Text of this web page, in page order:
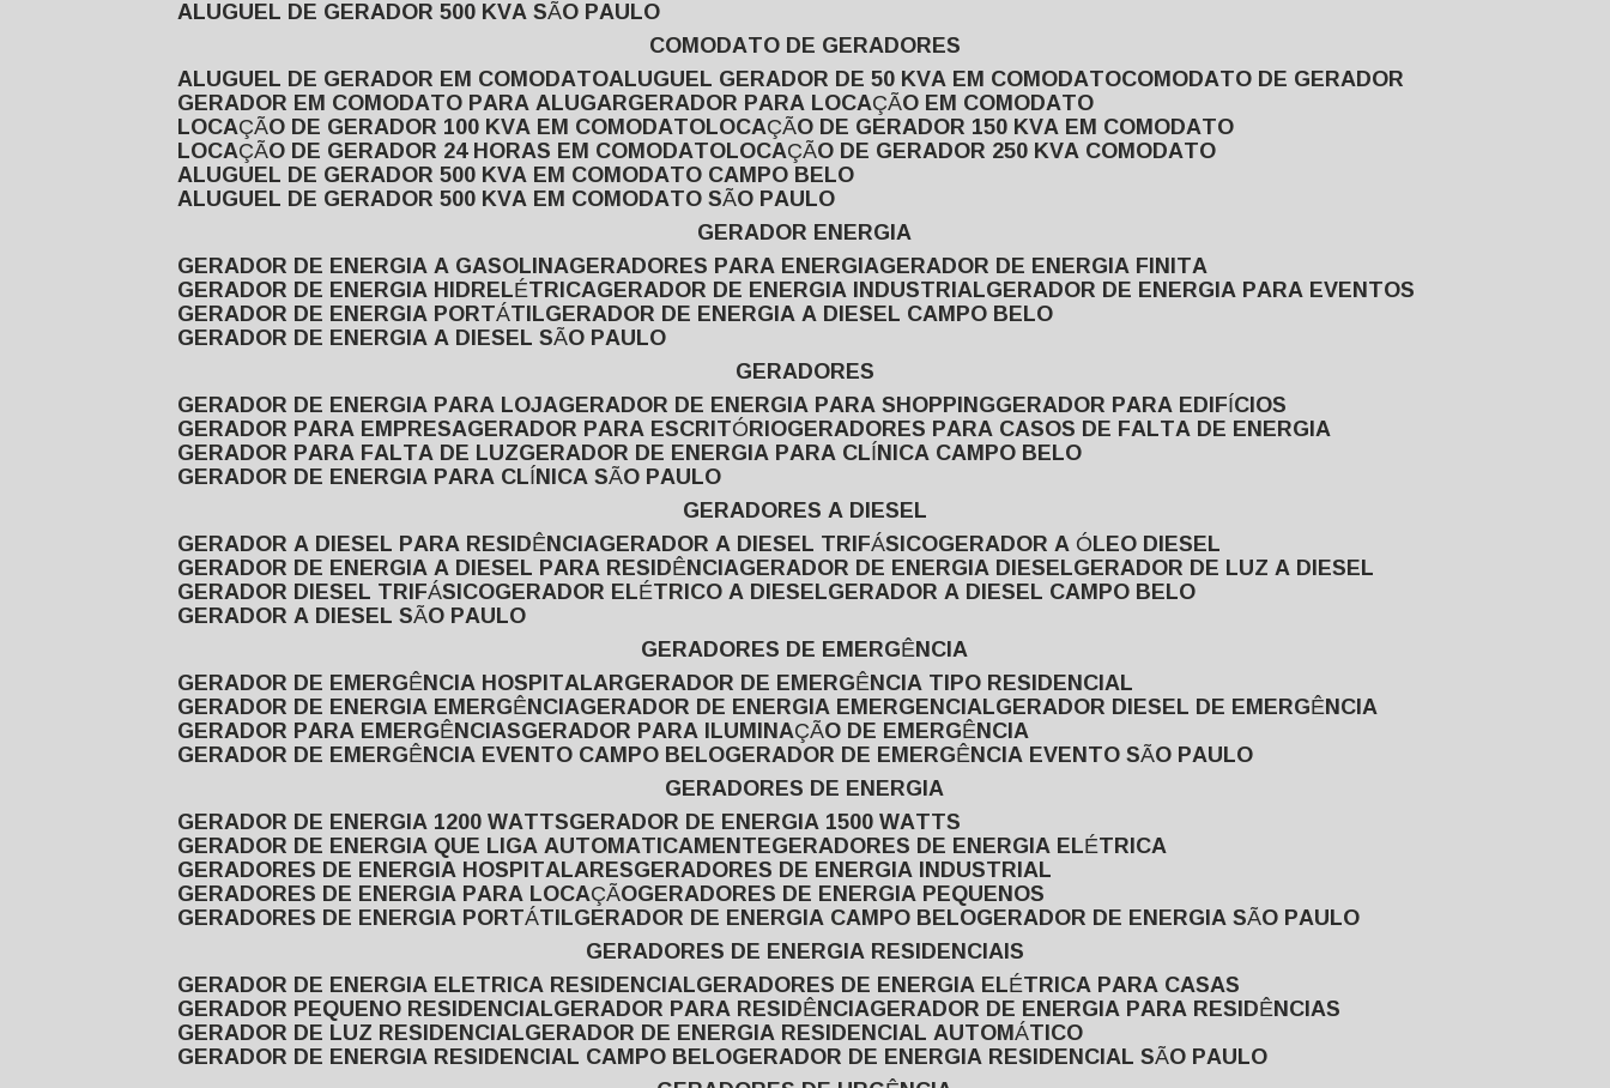
ALUGUEL DE GERADOR 500 KVA SÃO PAULO
COMODATO DE GERADORES
ALUGUEL DE GERADOR EM COMODATO ALUGUEL GERADOR DE 50 KVA EM COMODATO COMODATO DE GERADOR
GERADOR EM COMODATO PARA ALUGAR GERADOR PARA LOCAÇÃO EM COMODATO
LOCAÇÃO DE GERADOR 100 KVA EM COMODATO LOCAÇÃO DE GERADOR 150 KVA EM COMODATO
LOCAÇÃO DE GERADOR 24 HORAS EM COMODATO LOCAÇÃO DE GERADOR 250 KVA COMODATO
ALUGUEL DE GERADOR 500 KVA EM COMODATO CAMPO BELO
ALUGUEL DE GERADOR 500 KVA EM COMODATO SÃO PAULO
GERADOR ENERGIA
GERADOR DE ENERGIA A GASOLINA GERADORES PARA ENERGIA GERADOR DE ENERGIA FINITA
GERADOR DE ENERGIA HIDRELÉTRICA GERADOR DE ENERGIA INDUSTRIAL GERADOR DE ENERGIA PARA EVENTOS
GERADOR DE ENERGIA PORTÁTIL GERADOR DE ENERGIA A DIESEL CAMPO BELO
GERADOR DE ENERGIA A DIESEL SÃO PAULO
GERADORES
GERADOR DE ENERGIA PARA LOJA GERADOR DE ENERGIA PARA SHOPPING GERADOR PARA EDIFÍCIOS
GERADOR PARA EMPRESA GERADOR PARA ESCRITÓRIO GERADORES PARA CASOS DE FALTA DE ENERGIA
GERADOR PARA FALTA DE LUZ GERADOR DE ENERGIA PARA CLÍNICA CAMPO BELO
GERADOR DE ENERGIA PARA CLÍNICA SÃO PAULO
GERADORES A DIESEL
GERADOR A DIESEL PARA RESIDÊNCIA GERADOR A DIESEL TRIFÁSICO GERADOR A ÓLEO DIESEL
GERADOR DE ENERGIA A DIESEL PARA RESIDÊNCIA GERADOR DE ENERGIA DIESEL GERADOR DE LUZ A DIESEL
GERADOR DIESEL TRIFÁSICO GERADOR ELÉTRICO A DIESEL GERADOR A DIESEL CAMPO BELO
GERADOR A DIESEL SÃO PAULO
GERADORES DE EMERGÊNCIA
GERADOR DE EMERGÊNCIA HOSPITALAR GERADOR DE EMERGÊNCIA TIPO RESIDENCIAL
GERADOR DE ENERGIA EMERGÊNCIA GERADOR DE ENERGIA EMERGENCIAL GERADOR DIESEL DE EMERGÊNCIA
GERADOR PARA EMERGÊNCIAS GERADOR PARA ILUMINAÇÃO DE EMERGÊNCIA
GERADOR DE EMERGÊNCIA EVENTO CAMPO BELO GERADOR DE EMERGÊNCIA EVENTO SÃO PAULO
GERADORES DE ENERGIA
GERADOR DE ENERGIA 1200 WATTS GERADOR DE ENERGIA 1500 WATTS
GERADOR DE ENERGIA QUE LIGA AUTOMATICAMENTE GERADORES DE ENERGIA ELÉTRICA
GERADORES DE ENERGIA HOSPITALARES GERADORES DE ENERGIA INDUSTRIAL
GERADORES DE ENERGIA PARA LOCAÇÃO GERADORES DE ENERGIA PEQUENOS
GERADORES DE ENERGIA PORTÁTIL GERADOR DE ENERGIA CAMPO BELO GERADOR DE ENERGIA SÃO PAULO
GERADORES DE ENERGIA RESIDENCIAIS
GERADOR DE ENERGIA ELETRICA RESIDENCIAL GERADORES DE ENERGIA ELÉTRICA PARA CASAS
GERADOR PEQUENO RESIDENCIAL GERADOR PARA RESIDÊNCIA GERADOR DE ENERGIA PARA RESIDÊNCIAS
GERADOR DE LUZ RESIDENCIAL GERADOR DE ENERGIA RESIDENCIAL AUTOMÁTICO
GERADOR DE ENERGIA RESIDENCIAL CAMPO BELO GERADOR DE ENERGIA RESIDENCIAL SÃO PAULO